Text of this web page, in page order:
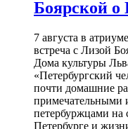
Боярской о
7 августа в
встреча с Лизой
Дома культуры
«Петербургский
почти домашние
примечательными
петербуржцами на
Петербурге и